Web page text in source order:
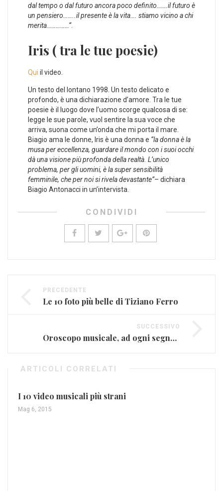
dal tempo o dal futuro ancora poco definito…….il futuro è
un pensiero……..il presente è la vita…. stiamo vicino a chi
merita……………“.
Iris ( tra le tue poesie)
Qui il video.
Un testo del lontano 1998. Un testo delicato e
profondo, è una dichiarazione d’amore. Tra le tue
poesie è il luogo dove l’uomo scorge qualcosa di se:
legge le sue parole, vuol sentire la sua voce che
arriva, suona come un’onda che mi porta il mare.
Biagio ama le donne, Iris è una donna e “la donna è la
musa per eccellenza, guardare il mondo con i suoi occhi
dà una visione più profonda della realtà. L’unico
problema, per gli uomini, è la super sensibilità
femminile, che per noi si rivela devastante”– dichiara
Biagio Antonacci in un’intervista.
CONDIVIDI
PRECEDENTE
Le 10 foto più belle di Tiziano Ferro
SUCCESSIVO
Oroscopo musicale, ad ogni segno una canzone: dal 9 al 15 novembre
ARTICOLI CORRELATI
I 10 video musicali più strani
Mag 6, 2015